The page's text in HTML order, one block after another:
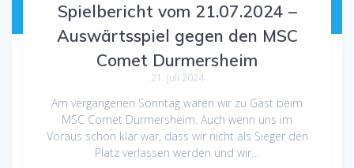
Spielbericht vom 21.07.2024 –
Auswärtsspiel gegen den MSC
Comet Durmersheim
21. Juli 2024
Am vergangenen Sonntag waren wir zu Gast beim
MSC Comet Durmersheim. Auch wenn uns im
Voraus schon klar war, dass wir nicht als Sieger den
Platz verlassen werden und wir…